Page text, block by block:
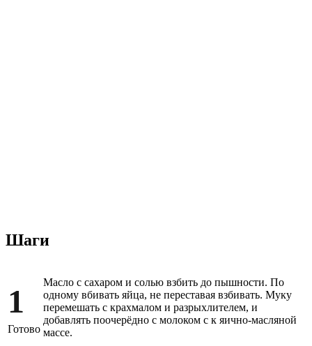
Шаги
1
Готово
Масло с сахаром и солью взбить до пышности. По
одному вбивать яйца, не переставая взбивать. Муку
перемешать с крахмалом и разрыхлителем, и
добавлять поочерёдно с молоком с к яично-масляной
массе.